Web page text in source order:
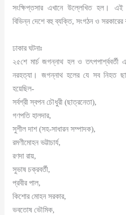
সংক্ষিপ্তসার এখানে উল্লেখিত হল। এই
বিভিন্ন দেশে বহু ব্যক্তি, সংগঠন ও সরকারের
ঢাকার ঘটনাঃ
২৫শে মার্চ জগন্নাথ হল ও
নরহত্যা। জগন্নাথ হলের যে সব নিহত
হয়েছিল-
সর্বশ্রী স্বপন চৌধুরী (ছাত্রনেতা),
গণপতি হালদার,
সুশীল দাশ (সহ-সাধারন সম্পাদক),
রমণীমোহন ভট্টাচার্য,
রণদা রায়,
সুভাষ চক্রবর্তী,
প্রবীর পাল,
কিশোর মোহন সরকার,
ভবতোষ ভৌমিক,